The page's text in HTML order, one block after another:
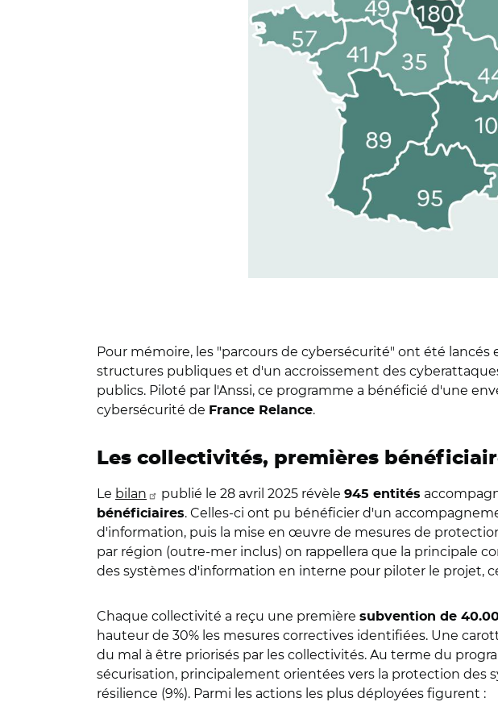
Pour mémoire, les "parcours de cybersécurité" ont été
structures publiques et d'un accroissement des
publics. Piloté par l'Anssi, ce programme a bénéficié d'une
cybersécurité de France Relance.
Les collectivités, premières
Le bilan publié le 28 avril 2025 révèle 945 entités
bénéficiaires. Celles-ci ont pu bénéficier d'un
d'information, puis la mise en œuvre de mesures de
par région (outre-mer inclus) on rappellera que la principale
des systèmes d'information en interne pour piloter le projet,
Chaque collectivité a reçu une première subvention de
hauteur de 30% les mesures correctives identifiées. Une
du mal à être priorisés par les collectivités. Au terme du
sécurisation, principalement orientées vers la protection des
résilience (9%). Parmi les actions les plus déployées figurent :